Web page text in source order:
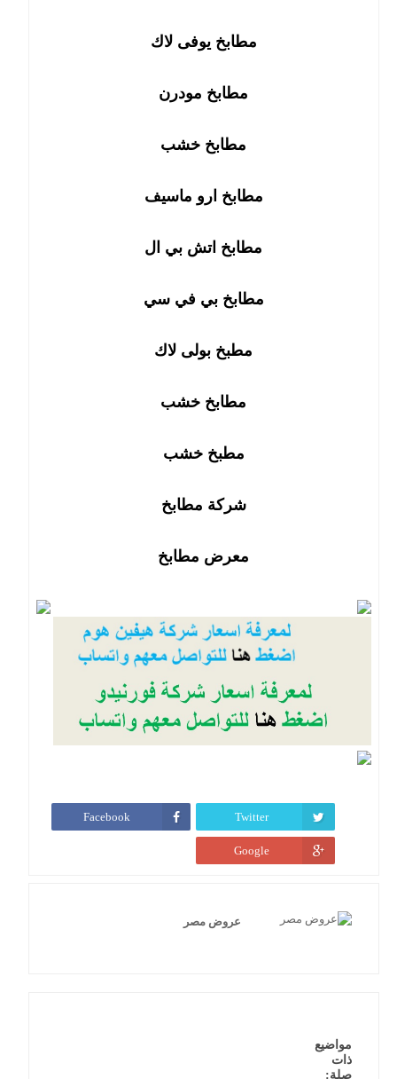
مطابخ يوفى لاك
مطابخ مودرن
مطابخ خشب
مطابخ ارو ماسيف
مطابخ اتش بي ال
مطابخ بي في سي
مطبخ بولى لاك
مطابخ خشب
مطبخ خشب
شركة مطابخ
معرض مطابخ
Twitter
Facebook
Google
عروض مصر
مواضيع
ذات
صلة: